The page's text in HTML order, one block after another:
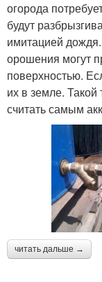
огорода
будут
имитацией
орошения могут
поверхностью.
их в земле.
считать самым
читать дальше →